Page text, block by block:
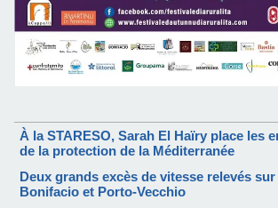
À la STARESO, Sarah El Haïry place les
de la protection de la Méditerranée
Deux grands excès de vitesse relevés
Bonifacio et Porto-Vecchio